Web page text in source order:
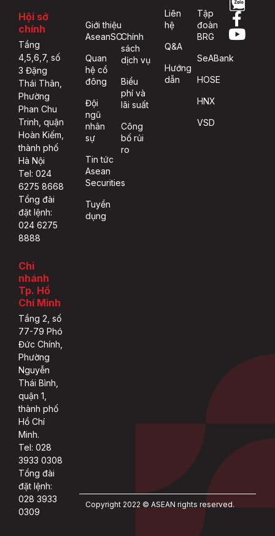
Hội sở
chính
Tầng
4,5,6,7, số
3 Đặng
Thái Thân,
Phường
Phan Chu
Trinh, quận
Hoàn Kiếm,
thành phố
Hà Nội
Tel: 024
6275 8668
Tổng đài
đặt lệnh:
024 6275
8888
Chi
nhánh
Tp. Hồ
Chí Minh
Tầng 2, số
77-79 Phó
Đức Chính,
Phường
Nguyễn
Thái Bình,
quận 1,
thành phố
Hồ Chí
Minh.
Tel: 028
3933 0308
Tổng đài
đặt lệnh:
028 3933
0309
Giới thiệu
AseanSC
Quan
hệ cổ
đông
Đội
ngũ
nhân
sự
Tin tức
Asean
Securities
Tuyển
dụng
Chính
sách
dịch vụ
Biểu
phí và
lãi suất
Công
bố rủi
ro
Liên
hệ
Q&A
Hướng
dẫn
Tập
đoàn
BRG
SeABank
HOSE
HNX
VSD
Copyright 2022 © ASEAN rights reserved.